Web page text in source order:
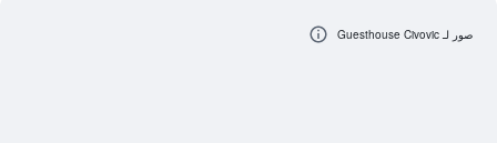
صور لـ Guesthouse Civovic